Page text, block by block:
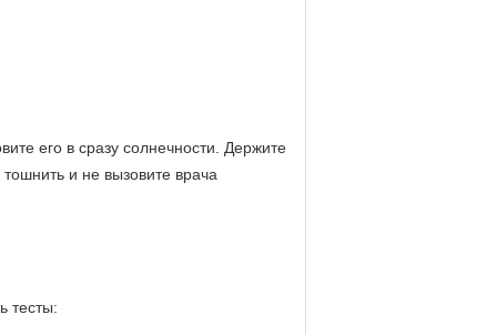
его в сразу солнечности. Держите
и не вызовите врача
тесты: